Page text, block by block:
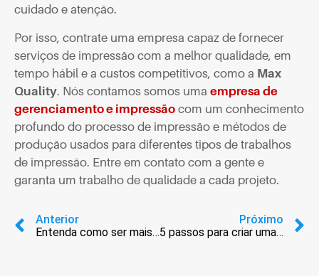
cuidado e atenção.
Por isso, contrate uma empresa capaz de fornecer
serviços de impressão com a melhor qualidade, em
tempo hábil e a custos competitivos, como a Max
Quality. Nós contamos somos uma empresa de
gerenciamento e impressão com um conhecimento
profundo do processo de impressão e métodos de
produção usados para diferentes tipos de trabalhos
de impressão. Entre em contato com a gente e
garanta um trabalho de qualidade a cada projeto.
Anterior
Entenda como ser mais sustentável no ambiente de trabalho
Próximo
5 passos para criar uma rotina de impressão